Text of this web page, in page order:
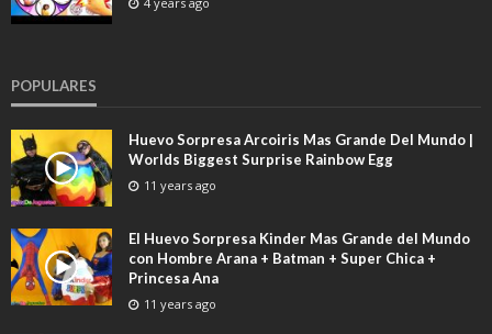
POPULARES
Huevo Sorpresa Arcoiris Mas Grande Del Mundo |
Worlds Biggest Surprise Rainbow Egg
11 years ago
El Huevo Sorpresa Kinder Mas Grande del Mundo
con Hombre Arana + Batman + Super Chica +
Princesa Ana
11 years ago